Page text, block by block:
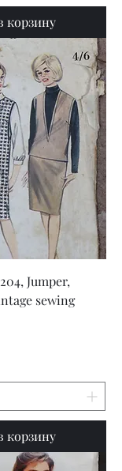
корзину
Jumper,
sewing
корзину